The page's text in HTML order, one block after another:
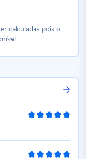
calculadas pois o